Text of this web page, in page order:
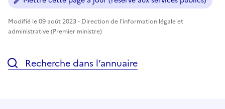
Modifié le 09 août 2023 - Direction de l'information légale et
administrative (Premier ministre)
Recherche dans l’annuaire